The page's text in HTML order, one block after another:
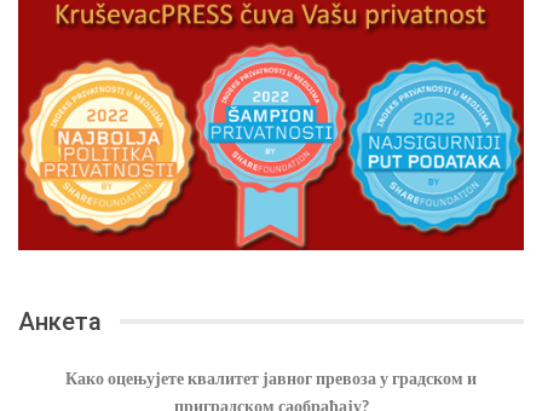
Анкета
Како оцењујете квалитет јавног превоза у градском и
приградском саобраћају?